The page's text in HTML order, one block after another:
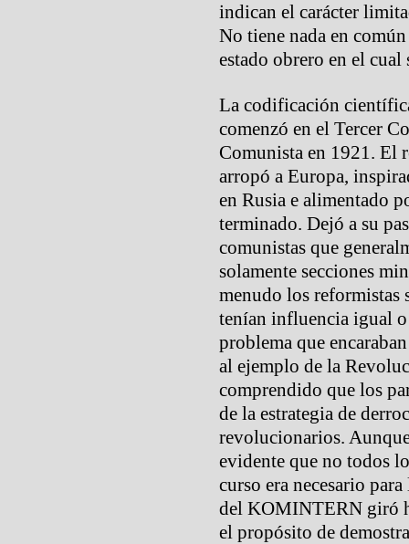
indican el carácter
No tiene nada en
estado obrero en el cual
La codificación
comenzó en el Tercer
Comunista en 1921. El
arropó a Europa,
en Rusia e alimentado
terminado. Dejó a su
comunistas que
solamente secciones
menudo los reformistas
tenían influencia igual
problema que
al ejemplo de la
comprendido que los
de la estrategia de
revolucionarios.
evidente que no todos
curso era necesario
del KOMINTERN giró
el propósito de